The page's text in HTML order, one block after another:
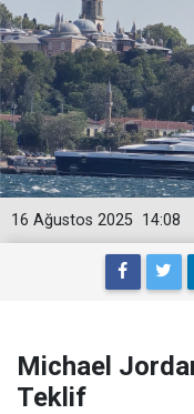
14:08
16 Ağustos 2025
Michael
Teklif